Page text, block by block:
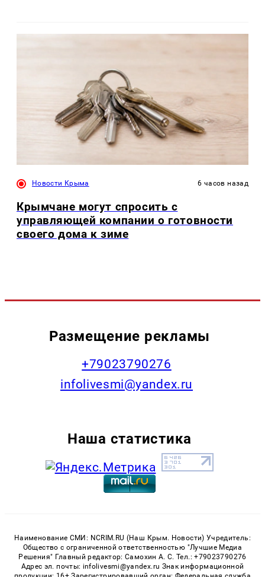
Новости Крыма 6 часов назад
Крымчане могут спросить с
управляющей компании о готовности
своего дома к зиме
Размещение рекламы
+79023790276
infolivesmi@yandex.ru
Наша статистика
Наименование СМИ: NCRIM.RU (Наш Крым. Новости) Учредитель:
Общество с ограниченной ответственностью "Лучшие Медиа
Решения" Главный редактор: Самохин А. С. Тел.: +79023790276
Адрес эл. почты: infolivesmi@yandex.ru Знак информационной